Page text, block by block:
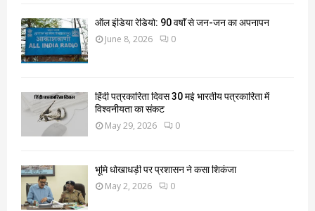
ऑल इंडिया रेडियो: 90 वर्षों से जन-जन का अपनापन
June 8, 2026 0
हिंदी पत्रकारिता दिवस 30 मई भारतीय पत्रकारिता में
विश्वनीयता का संकट
May 29, 2026 0
भूमि धोखाधड़ी पर प्रशासन ने कसा शिकंजा
May 2, 2026 0